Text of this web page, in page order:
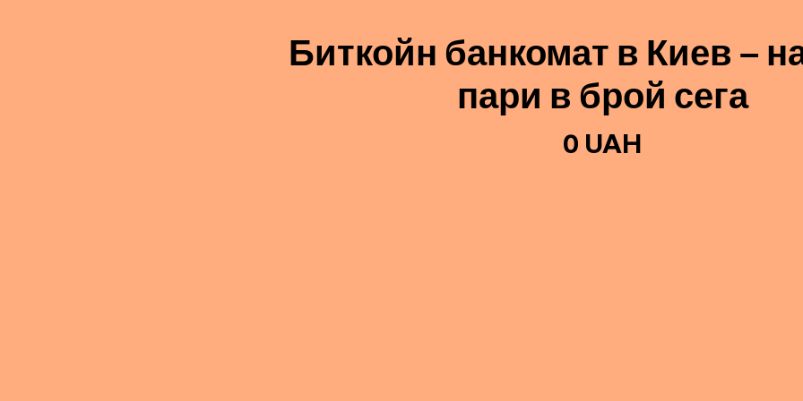
Биткойн банкомат в Киев –
пари в брой сега
0 UAH